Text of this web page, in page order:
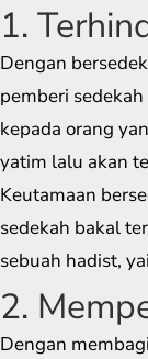
1.
Dengan
pemberi
kepada orang
yatim lalu akan
Keutamaan
sedekah bakal
sebuah hadist,
2.
Dengan